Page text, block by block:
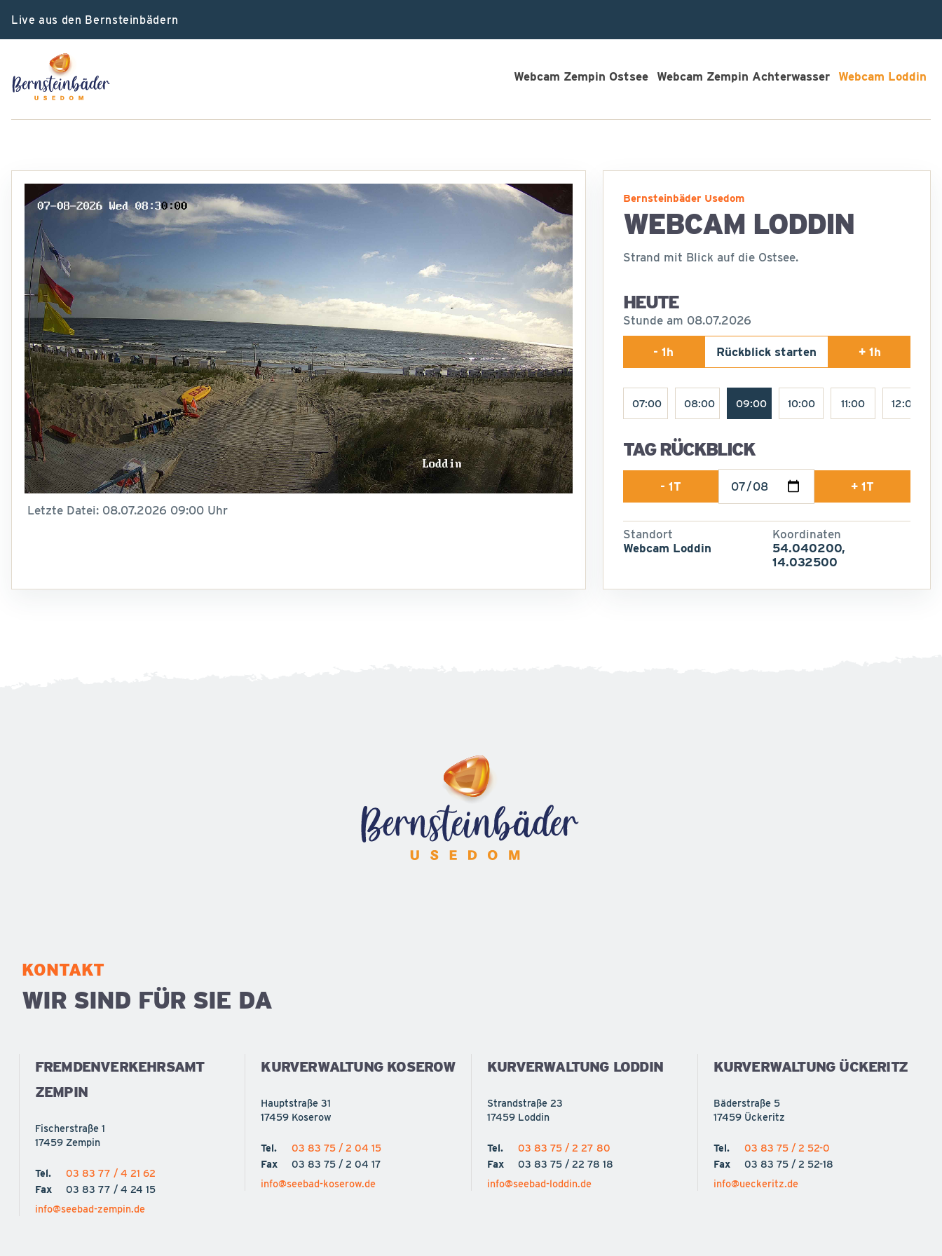
Live aus den Bernsteinbädern
Webcam Zempin Ostsee Webcam Zempin Achterwasser Webcam Loddin
Letzte Datei: 08.07.2026 09:00 Uhr
Bernsteinbäder Usedom
WEBCAM LODDIN
Strand mit Blick auf die Ostsee.
HEUTE
Stunde am 08.07.2026
- 1h Rückblick starten + 1h
07:00 08:00 09:00 10:00 11:00 12:00
TAG RÜCKBLICK
- 1T + 1T
Standort
Webcam Loddin
Koordinaten
54.040200,
14.032500
KONTAKT
WIR SIND FÜR SIE DA
FREMDENVERKEHRSAMT
ZEMPIN
Fischerstraße 1
17459 Zempin
Tel.
03 83 77 / 4 21 62
Fax
03 83 77 / 4 24 15
info@seebad-zempin.de
KURVERWALTUNG KOSEROW
Hauptstraße 31
17459 Koserow
Tel.
03 83 75 / 2 04 15
Fax
03 83 75 / 2 04 17
info@seebad-koserow.de
KURVERWALTUNG LODDIN
Strandstraße 23
17459 Loddin
Tel.
03 83 75 / 2 27 80
Fax
03 83 75 / 22 78 18
info@seebad-loddin.de
KURVERWALTUNG ÜCKERITZ
Bäderstraße 5
17459 Ückeritz
Tel.
03 83 75 / 2 52-0
Fax
03 83 75 / 2 52-18
info@ueckeritz.de